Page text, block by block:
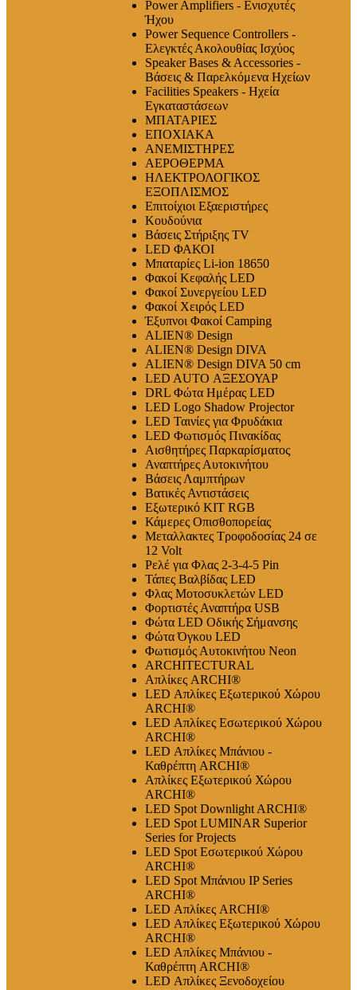
Power Amplifiers - Ενισχυτές
Ήχου
Power Sequence Controllers -
Ελεγκτές Ακολουθίας Ισχύος
Speaker Bases & Accessories -
Βάσεις & Παρελκόμενα Ηχείων
Facilities Speakers - Ηχεία
Εγκαταστάσεων
ΜΠΑΤΑΡΙΕΣ
ΕΠΟΧΙΑΚΑ
ΑΝΕΜΙΣΤΗΡΕΣ
ΑΕΡΟΘΕΡΜΑ
ΗΛΕΚΤΡΟΛΟΓΙΚΟΣ
ΕΞΟΠΛΙΣΜΟΣ
Επιτοίχιοι Εξαεριστήρες
Κουδούνια
Βάσεις Στήριξης TV
LED ΦΑΚΟΙ
Μπαταρίες Li-ion 18650
Φακοί Κεφαλής LED
Φακοί Συνεργείου LED
Φακοί Χειρός LED
Έξυπνοι Φακοί Camping
ALIEN® Design
ALIEN® Design DIVA
ALIEN® Design DIVA 50 cm
LED AUTO ΑΞΕΣΟΥΑΡ
DRL Φώτα Ημέρας LED
LED Logo Shadow Projector
LED Ταινίες για Φρυδάκια
LED Φωτισμός Πινακίδας
Αισθητήρες Παρκαρίσματος
Αναπτήρες Αυτοκινήτου
Βάσεις Λαμπτήρων
Βατικές Αντιστάσεις
Εξωτερικό ΚΙΤ RGB
Κάμερες Οπισθοπορείας
Μεταλλακτες Τροφοδοσίας 24 σε
12 Volt
Ρελέ για Φλας 2-3-4-5 Pin
Τάπες Βαλβίδας LED
Φλας Μοτοσυκλετών LED
Φορτιστές Αναπτήρα USB
Φώτα LED Οδικής Σήμανσης
Φώτα Όγκου LED
Φωτισμός Αυτοκινήτου Neon
ARCHITECTURAL
Απλίκες ARCHI®
LED Απλίκες Εξωτερικού Χώρου
ARCHI®
LED Απλίκες Εσωτερικού Χώρου
ARCHI®
LED Απλίκες Μπάνιου -
Καθρέπτη ARCHI®
Απλίκες Εξωτερικού Χώρου
ARCHI®
LED Spot Downlight ARCHI®
LED Spot LUMINAR Superior
Series for Projects
LED Spot Εσωτερικού Χώρου
ARCHI®
LED Spot Μπάνιου IP Series
ARCHI®
LED Απλίκες ARCHI®
LED Απλίκες Εξωτερικού Χώρου
ARCHI®
LED Απλίκες Μπάνιου -
Καθρέπτη ARCHI®
LED Απλίκες Ξενοδοχείου